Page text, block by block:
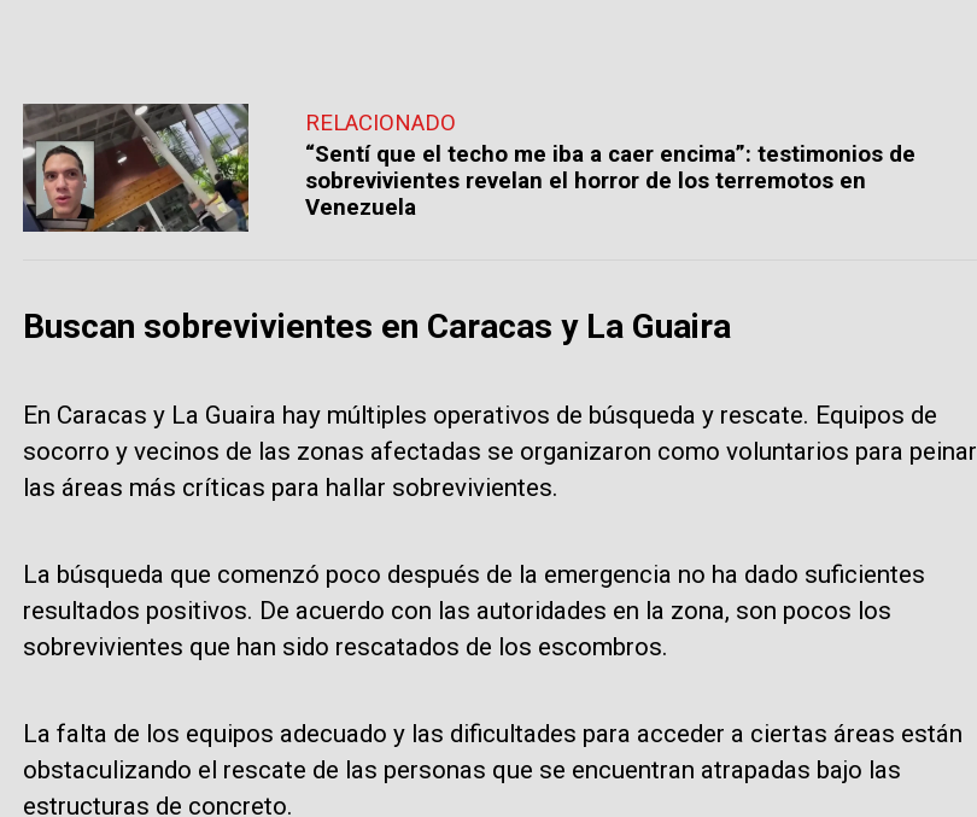
RELACIONADO
“Sentí que el techo me iba a caer encima”: testimonios de
sobrevivientes revelan el horror de los terremotos en
Venezuela
Buscan sobrevivientes en Caracas y La Guaira
En Caracas y La Guaira hay múltiples operativos de búsqueda y rescate. Equipos de
socorro y vecinos de las zonas afectadas se organizaron como voluntarios para peinar
las áreas más críticas para hallar sobrevivientes.
La búsqueda que comenzó poco después de la emergencia no ha dado suficientes
resultados positivos. De acuerdo con las autoridades en la zona, son pocos los
sobrevivientes que han sido rescatados de los escombros.
La falta de los equipos adecuado y las dificultades para acceder a ciertas áreas están
obstaculizando el rescate de las personas que se encuentran atrapadas bajo las
estructuras de concreto.